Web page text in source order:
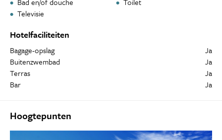
Televisie
Hotelfaciliteiten
Bagage-opslag
Ja
Buitenzwembad
Ja
Terras
Ja
Bar
Ja
Hoogtepunten